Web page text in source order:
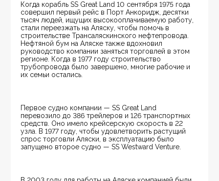
Когда корабль SS Great Land 10 сентября 1975 года
совершил первый рейс в Порт Анкоридж, десятки
тысяч людей, ищущих высокооплачиваемую работу,
стали переезжать на Аляску, чтобы помочь в
строительстве Трансаляскинского нефтепровода.
Нефтяной бум на Аляске также вдохновил
руководство компании заняться торговлей в этом
регионе. Когда в 1977 году строительство
трубопровода было завершено, многие рабочие и
их семьи остались.
Первое судно компании — SS Great Land
перевозило до 386 трейлеров и 126 транспортных
средств. Оно имело крейсерскую скорость в 22
узла. В 1977 году, чтобы удовлетворить растущий
спрос торговли Аляски, в эксплуатацию было
запущено второе судно — SS Westward Venture.